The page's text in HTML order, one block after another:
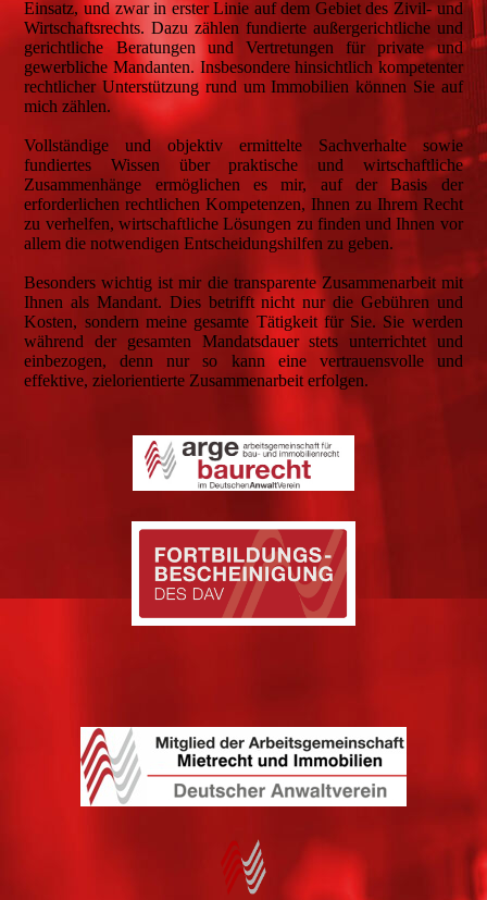
Einsatz, und zwar in erster Linie auf dem Gebiet des Zivil- und
Wirtschaftsrechts. Dazu zählen fundierte außergerichtliche und
gerichtliche Beratungen und Vertretungen für private und
gewerbliche Mandanten. Insbesondere hinsichtlich kompetenter
rechtlicher Unterstützung rund um Immobilien können Sie auf
mich zählen.
Vollständige und objektiv ermittelte Sachverhalte sowie
fundiertes Wissen über praktische und wirtschaftliche
Zusammenhänge ermöglichen es mir, auf der Basis der
erforderlichen rechtlichen Kompetenzen, Ihnen zu Ihrem Recht
zu verhelfen, wirtschaftliche Lösungen zu finden und Ihnen vor
allem die notwendigen Entscheidungshilfen zu geben.
Besonders wichtig ist mir die transparente Zusammenarbeit mit
Ihnen als Mandant. Dies betrifft nicht nur die Gebühren und
Kosten, sondern meine gesamte Tätigkeit für Sie. Sie werden
während der gesamten Mandatsdauer stets unterrichtet und
einbezogen, denn nur so kann eine vertrauensvolle und
effektive, zielorientierte Zusammenarbeit erfolgen.